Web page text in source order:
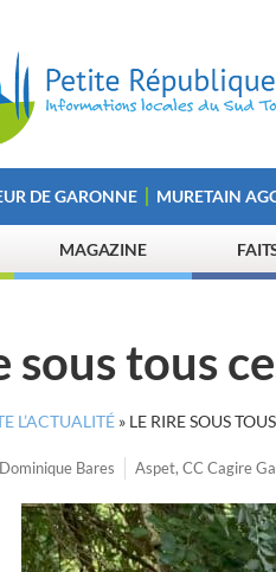
DE GARONNE MURETAIN
MAGAZINE
sous tous
L’ACTUALITÉ » LE RIRE SOUS
Dominique Bares Aspet, CC Cagire